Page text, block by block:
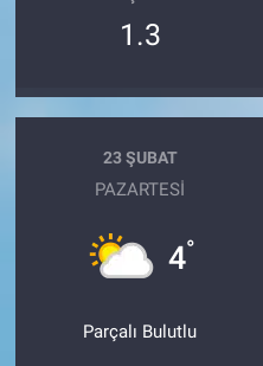
1.3
23 ŞUBAT
PAZARTESI
4°
Parçalı Bulutlu